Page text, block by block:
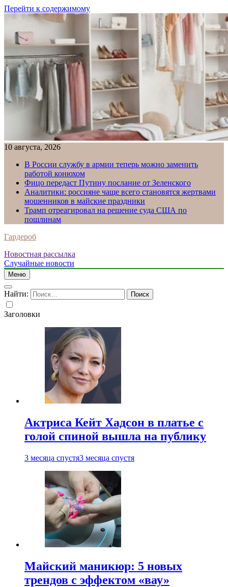
Перейти к содержимому
10 августа, 2026
В России службу в армии теперь можно заменить
работой конюхом
Фицо передаст Путину послание от Зеленского
Аналитики: россияне чаще всего становятся жертвами
мошенников в майские праздники
Трамп отреагировал на решение суда США по
пошлинам
Гардероб
Новостная рассылка
Случайные новости
Меню
Найти:
Заголовки
Актриса Кейт Хадсон в платье с
голой спиной вышла на публику
3 месяца спустя3 месяца спустя
Майский маникюр: 5 новых
трендов с эффектом «вау»